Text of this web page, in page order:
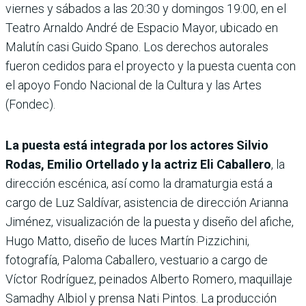
viernes y sábados a las 20:30 y domingos 19:00, en el
Teatro Arnaldo André de Espacio Mayor, ubicado en
Malutín casi Guido Spano. Los derechos autorales
fueron cedidos para el proyecto y la puesta cuenta con
el apoyo Fondo Nacional de la Cultura y las Artes
(Fondec).
La puesta está integrada por los actores Silvio
Rodas, Emilio Ortellado y la actriz Eli Caballero, la
dirección escénica, así como la dramaturgia está a
cargo de Luz Saldívar, asistencia de dirección Arianna
Jiménez, visualización de la puesta y diseño del afiche,
Hugo Matto, diseño de luces Martín Pizzichini,
fotografía, Paloma Caballero, vestuario a cargo de
Víctor Rodríguez, peinados Alberto Romero, maquillaje
Samadhy Albiol y prensa Nati Pintos. La producción